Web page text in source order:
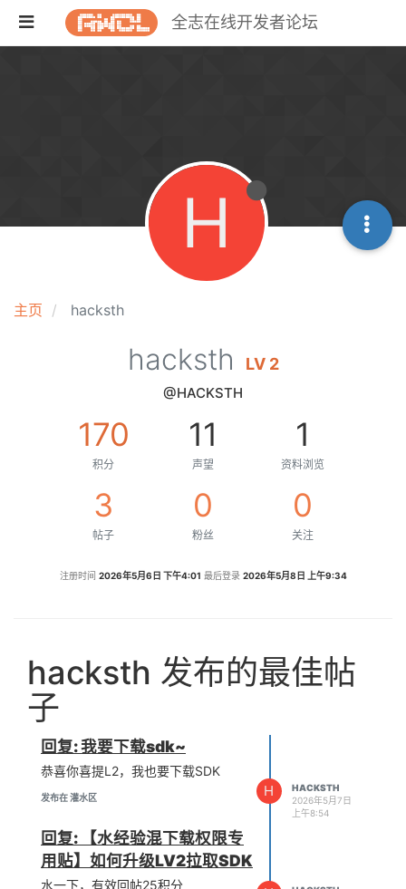
全志在线开发者论坛
主页 hacksth
H
hacksth LV 2
@HACKSTH
170
积分
11
声望
1
资料浏览
3
帖子
0
粉丝
0
关注
注册时间 2026年5月6日 下午4:01 最后登录 2026年5月8日 上午9:34
hacksth 发布的最佳帖
子
回复: 我要下载sdk~
恭喜你喜提L2，我也要下载SDK
发布在 灌水区 H
HACKSTH
2026年5月7日
上午8:54
回复: 【水经验混下载权限专
用贴】如何升级LV2拉取SDK
水一下，有效回帖25积分